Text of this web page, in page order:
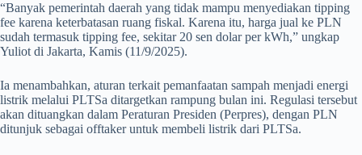
“Banyak pemerintah daerah yang tidak mampu menyediakan tipping
fee karena keterbatasan ruang fiskal. Karena itu, harga jual ke PLN
sudah termasuk tipping fee, sekitar 20 sen dolar per kWh,” ungkap
Yuliot di Jakarta, Kamis (11/9/2025).
Ia menambahkan, aturan terkait pemanfaatan sampah menjadi energi
listrik melalui PLTSa ditargetkan rampung bulan ini. Regulasi tersebut
akan dituangkan dalam Peraturan Presiden (Perpres), dengan PLN
ditunjuk sebagai offtaker untuk membeli listrik dari PLTSa.